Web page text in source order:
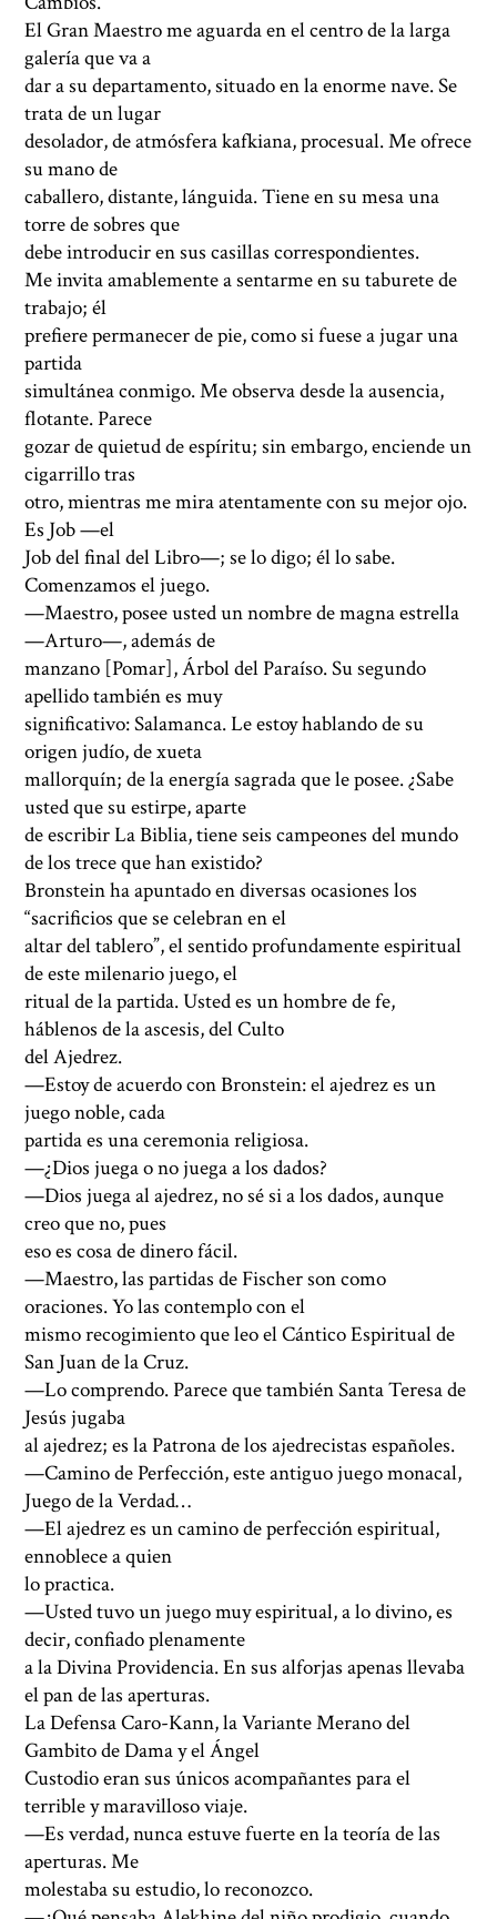
El Gran Maestro me aguarda en el centro de la larga
galería que va a
dar a su departamento, situado en la enorme nave. Se
trata de un lugar
desolador, de atmósfera kafkiana, procesual. Me ofrece
su mano de
caballero, distante, lánguida. Tiene en su mesa una
torre de sobres que
debe introducir en sus casillas correspondientes.
Me invita amablemente a sentarme en su taburete de
trabajo; él
prefiere permanecer de pie, como si fuese a jugar una
partida
simultánea conmigo. Me observa desde la ausencia,
flotante. Parece
gozar de quietud de espíritu; sin embargo, enciende un
cigarrillo tras
otro, mientras me mira atentamente con su mejor ojo.
Es Job —el
Job del final del Libro—; se lo digo; él lo sabe.
Comenzamos el juego.
—Maestro, posee usted un nombre de magna estrella
—Arturo—, además de
manzano [Pomar], Árbol del Paraíso. Su segundo
apellido también es muy
significativo: Salamanca. Le estoy hablando de su
origen judío, de xueta
mallorquín; de la energía sagrada que le posee. ¿Sabe
usted que su estirpe, aparte
de escribir La Biblia, tiene seis campeones del mundo
de los trece que han existido?
Bronstein ha apuntado en diversas ocasiones los
“sacrificios que se celebran en el
altar del tablero”, el sentido profundamente espiritual
de este milenario juego, el
ritual de la partida. Usted es un hombre de fe,
háblenos de la ascesis, del Culto
del Ajedrez.
—Estoy de acuerdo con Bronstein: el ajedrez es un
juego noble, cada
partida es una ceremonia religiosa.
—¿Dios juega o no juega a los dados?
—Dios juega al ajedrez, no sé si a los dados, aunque
creo que no, pues
eso es cosa de dinero fácil.
—Maestro, las partidas de Fischer son como
oraciones. Yo las contemplo con el
mismo recogimiento que leo el Cántico Espiritual de
San Juan de la Cruz.
—Lo comprendo. Parece que también Santa Teresa de
Jesús jugaba
al ajedrez; es la Patrona de los ajedrecistas españoles.
—Camino de Perfección, este antiguo juego monacal,
Juego de la Verdad…
—El ajedrez es un camino de perfección espiritual,
ennoblece a quien
lo practica.
—Usted tuvo un juego muy espiritual, a lo divino, es
decir, confiado plenamente
a la Divina Providencia. En sus alforjas apenas llevaba
el pan de las aperturas.
La Defensa Caro-Kann, la Variante Merano del
Gambito de Dama y el Ángel
Custodio eran sus únicos acompañantes para el
terrible y maravilloso viaje.
—Es verdad, nunca estuve fuerte en la teoría de las
aperturas. Me
molestaba su estudio, lo reconozco.